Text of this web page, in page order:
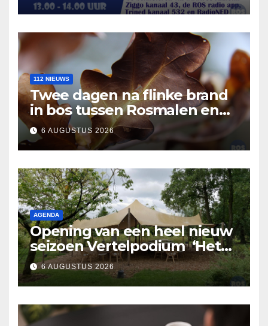
112 NIEUWS
Twee dagen na flinke brand
in bos tussen Rosmalen en
Nuland
6 AUGUSTUS 2026
AGENDA
Opening van een heel nieuw
seizoen Vertelpodium ‘Het
Lopende Vuur’. Landelijke
verhalen in Bomentuin D’n
Hooidonk
6 AUGUSTUS 2026